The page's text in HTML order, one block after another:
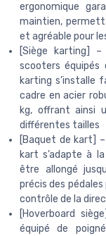
ergonomique
maintien,
et agréable pour
[Siège karting]
scooters équipés
karting s’installe
cadre en acier
kg, offrant ainsi
différentes tailles
[Baquet de kart]
kart s’adapte à
être allongé
précis des
contrôle de la
[Hoverboard
équipé de